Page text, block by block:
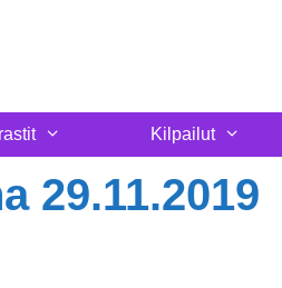
Kilpailut
29.11.2019